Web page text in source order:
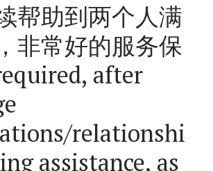
帮助到两个人满
非常好的服务保
after
relationshi
assistance, as